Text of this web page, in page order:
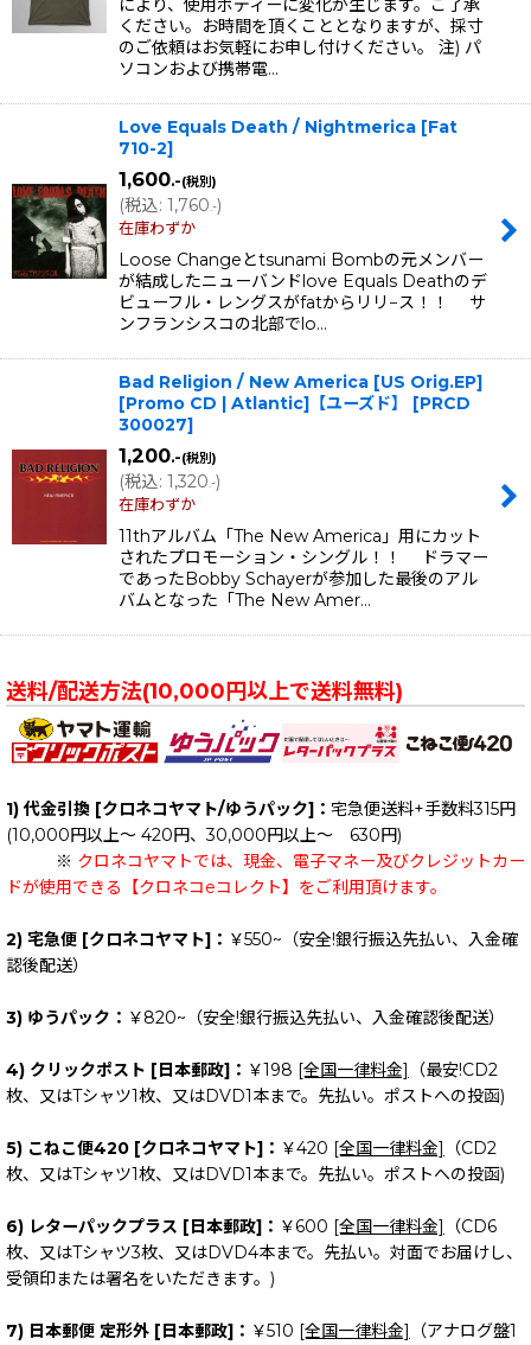
により、使用ボディーに変化が生じます。ご了承
ください。お時間を頂くこととなりますが、採寸
のご依頼はお気軽にお申し付けください。 注) パ
ソコンおよび携帯電…
Love Equals Death / Nightmerica [Fat
710-2]
1,600.-(税別)
(税込: 1,760.-)
在庫わずか
Loose Changeとtsunami Bombの元メンバー
が結成したニューバンドlove Equals Deathのデ
ビューフル・レングスがfatからリリ−ス！！ サ
ンフランシスコの北部でlo…
Bad Religion / New America [US Orig.EP]
[Promo CD | Atlantic]【ユーズド】
[PRCD
300027]
1,200.-(税別)
(税込: 1,320.-)
在庫わずか
11thアルバム「The New America」用にカット
されたプロモーション・シングル！！ ドラマー
であったBobby Schayerが参加した最後のアル
バムとなった「The New Amer…
送料/配送方法(10,000円以上で送料無料)
1) 代金引換 [クロネコヤマト/ゆうパック]： 宅急便送料+手数料315円
(10,000円以上～ 420円、30,000円以上～ 630円)
※ クロネコヤマトでは、現金、電子マネー及びクレジットカー
ドが使用できる【クロネコeコレクト】をご利用頂けます。
2) 宅急便 [クロネコヤマト]： ￥550~（安全!銀行振込先払い、入金確
認後配送）
3) ゆうパック： ￥820~（安全!銀行振込先払い、入金確認後配送）
4) クリックポスト [日本郵政]： ￥198 [全国一律料金]
（最安!CD2
枚、又はTシャツ1枚、又はDVD1本まで。先払い。ポストへの投函)
5) こねこ便420 [クロネコヤマト]： ￥420 [全国一律料金]
（CD2
枚、又はTシャツ1枚、又はDVD1本まで。先払い。ポストへの投函)
6) レターパックプラス [日本郵政]： ￥600 [全国一律料金]
（CD6
枚、又はTシャツ3枚、又はDVD4本まで。先払い。対面でお届けし、
受領印または署名をいただきます。)
7) 日本郵便 定形外 [日本郵政]： ￥510 [全国一律料金]
（アナログ盤1